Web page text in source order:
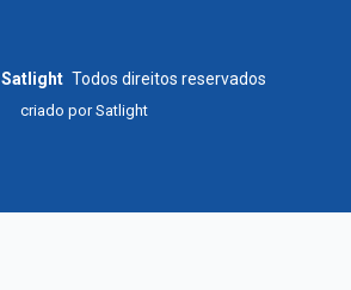
Satlight Todos direitos reservados
criado porSatlight